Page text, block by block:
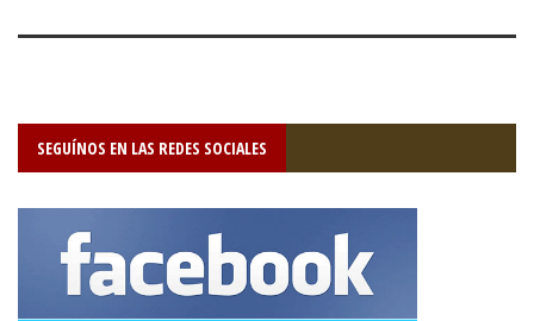
SEGUÍNOS EN LAS REDES SOCIALES